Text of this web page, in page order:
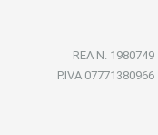
REA N. 1980749
P.IVA 07771380966